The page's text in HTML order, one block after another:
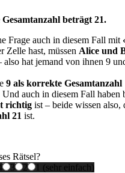
beträgt 21.
Frage auch in diesem Fall mit
Zelle hast, müssen Alice und
also hat jemand von ihnen 9
9 als korrekte Gesamtanzahl
auch in diesem Fall haben
richtig ist – beide wissen also,
21 ist.
Rätsel?
3 2 1 (sehr einfach)